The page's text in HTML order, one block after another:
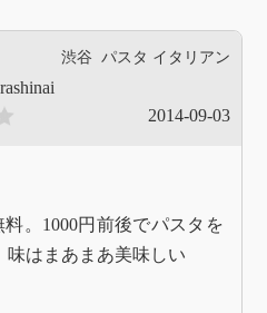
渋谷 パスタ イタリアン
2014-09-03
。1000円前後でパスタを
味はまあまあ美味しい